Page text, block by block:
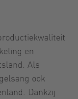
en
Als
ook
Dankzij